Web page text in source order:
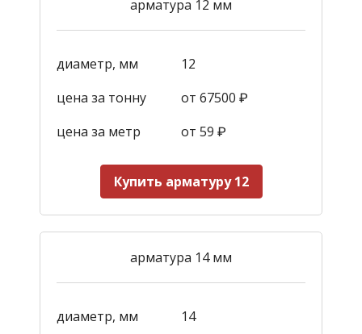
арматура 12 мм
диаметр, мм
12
цена за тонну
от 67500 ₽
цена за метр
от 59 ₽
Купить арматуру 12
арматура 14 мм
диаметр, мм
14